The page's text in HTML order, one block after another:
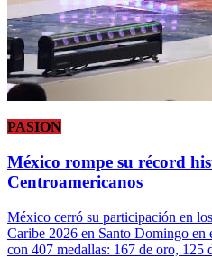
PASION
México rompe su récord
Centroamericanos
México cerró su participación en
Caribe 2026 en Santo Domingo en
con 407 medallas: 167 de oro, 125